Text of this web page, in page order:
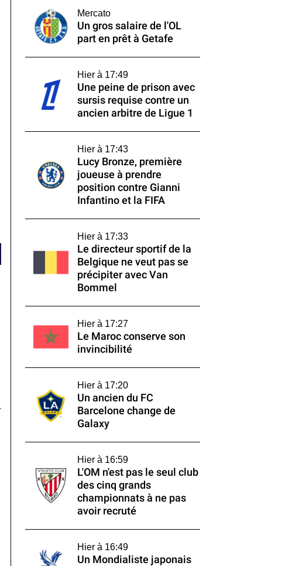
Mercato
Un gros salaire de l'OL
part en prêt à Getafe
Hier à 17:49
Une peine de prison avec
sursis requise contre un
ancien arbitre de Ligue 1
Hier à 17:43
Lucy Bronze, première
joueuse à prendre
position contre Gianni
Infantino et la FIFA
Hier à 17:33
Le directeur sportif de la
Belgique ne veut pas se
précipiter avec Van
Bommel
Hier à 17:27
Le Maroc conserve son
invincibilité
Hier à 17:20
Un ancien du FC
Barcelone change de
Galaxy
Hier à 16:59
L'OM n'est pas le seul club
des cinq grands
championnats à ne pas
avoir recruté
Hier à 16:49
Un Mondialiste japonais